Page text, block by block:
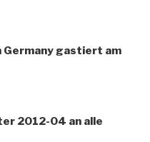
Germany gastiert am
2012-04 an alle